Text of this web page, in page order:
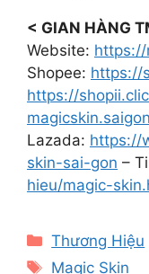
< GIAN HÀNG
Website: https://
Shopee: https://
https://
magicskin.saigon
Lazada: https://
skin-sai-gon –
hieu/magic-
Categories
Thương Hiệu
Tags
Magic Skin